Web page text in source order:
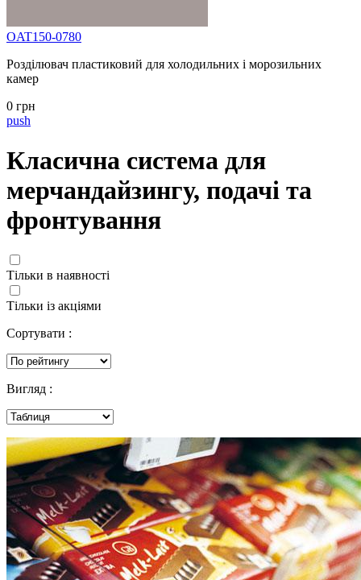
OAT150-0780
Розділювач пластиковий для холодильних і морозильних
камер
0 грн
push
Класична система для
мерчандайзингу, подачі та
фронтування
Тільки в наявності
Тільки із акціями
Сортувати :
Вигляд :